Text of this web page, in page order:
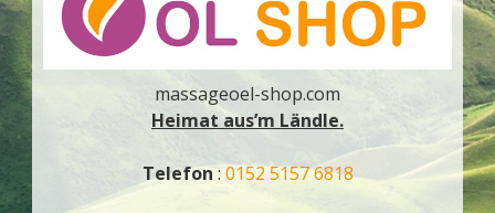
massageoel-shop.com
Heimat aus’m Ländle.
Telefon: 0152 5157 6818